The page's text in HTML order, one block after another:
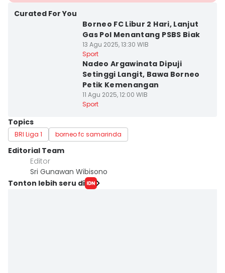
Curated For You
Borneo FC Libur 2 Hari, Lanjut
Gas Pol Menantang PSBS Biak
13 Agu 2025, 13:30 WIB
Sport
Nadeo Argawinata Dipuji
Setinggi Langit, Bawa Borneo
Petik Kemenangan
11 Agu 2025, 12:00 WIB
Sport
Topics
BRI Liga 1 borneo fc samarinda
Editorial Team
Editor
Sri Gunawan Wibisono
Tonton lebih seru di